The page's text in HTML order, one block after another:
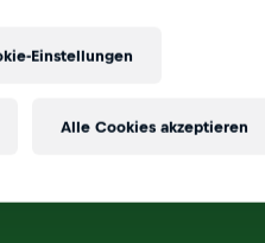
Einstellungen
Alle Cookies akzeptieren